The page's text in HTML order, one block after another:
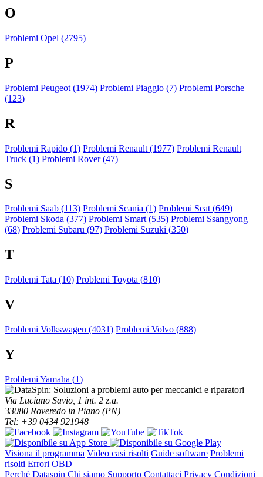
O
Problemi Opel (2795)
P
Problemi Peugeot (1974) Problemi Piaggio (7) Problemi Porsche
(123)
R
Problemi Rapido (1) Problemi Renault (1977) Problemi Renault
Truck (1) Problemi Rover (47)
S
Problemi Saab (113) Problemi Scania (1) Problemi Seat (649)
Problemi Skoda (377) Problemi Smart (535) Problemi Ssangyong
(68) Problemi Subaru (97) Problemi Suzuki (350)
T
Problemi Tata (10) Problemi Toyota (810)
V
Problemi Volkswagen (4031) Problemi Volvo (888)
Y
Problemi Yamaha (1)
Via Luciano Savio, 1 int. 2 z.a.
33080 Roveredo in Piano (PN)
Tel: +39 0434 921948
Visiona il programma Video casi risolti Guide software Problemi
risolti Errori OBD
Perchè Dataspin Chi siamo Supporto Contattaci Privacy Condizioni